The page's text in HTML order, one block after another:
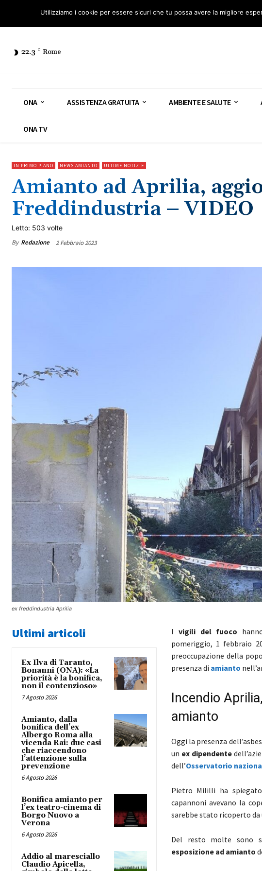
Osservatorio Nazionale Amianto: aderisci Diventa Guardia Nazionale Amianto – AGN
22.3 C Rome
ONA ASSISTENZA GRATUITA AMBIENTE E SALUTE
ONA TV
IN PRIMO PIANO NEWS AMIANTO ULTIME NOTIZIE
Amianto ad Aprilia,
Freddindustria – VIDEO
Letto: 503 volte
By Redazione 2 Febbraio 2023
ex freddindustria Aprilia
Ultimi articoli
Ex Ilva di Taranto,
Bonanni (ONA): «La
priorità è la bonifica,
non il contenzioso»
7 Agosto 2026
Amianto, dalla
bonifica dell’ex
Albergo Roma alla
vicenda Rai: due casi
che riaccendono
l’attenzione sulla
prevenzione
6 Agosto 2026
Bonifica amianto per
l’ex teatro-cinema di
Borgo Nuovo a
Verona
6 Agosto 2026
Addio al maresciallo
Claudio Apicella,
I vigili del fuoco
pomeriggio, 1 febbraio
preoccupazione della
presenza di amianto
Incendio
amianto
Oggi la presenza
un ex dipendente
dell’Osservatorio
Pietro Mililli ha
capannoni avevano la
sarebbe stato ricoperto da
Del resto molte sono
esposizione ad amianto
Utilizziamo i cookie per essere sicuri che tu possa avere la migliore